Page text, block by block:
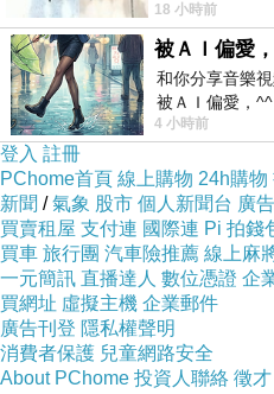
免明確指出責任人，有助於
的公開破裂。語言因此成為
能夠繼續合作，而不必被迫
向與日本社會的集體主義密
諧往往比追究責任更被重視。
被動句的雙面性
然而，這種語法習慣亦有代
突，保護了人際關係；另一
甚至削弱問責機制。當錯誤
行為者的責任被淡化，個體
18 小時前
被ＡＩ偏愛
和你分享音樂
被ＡＩ偏愛，
4 小時前
登入 註冊
PChome首頁 線上購物 24h購物
新聞 /氣象 股市 個人新聞台 廣
買賣租屋 支付連 國際連 Pi 拍錢
買車 旅行團 汽車險推薦 線上麻
一元簡訊 直播達人 數位憑證 企
買網址 虛擬主機 企業郵件
廣告刊登 隱私權聲明
消費者保護 兒童網路安全
About PChome 投資人聯絡 徵才